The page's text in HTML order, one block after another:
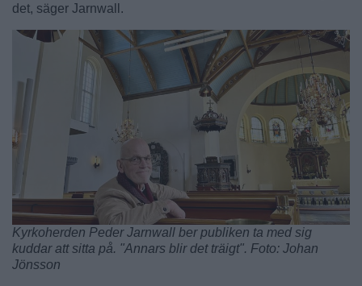
det, säger Jarnwall.
Kyrkoherden Peder Jarnwall ber publiken ta med sig
kuddar att sitta på. "Annars blir det träigt". Foto: Johan
Jönsson